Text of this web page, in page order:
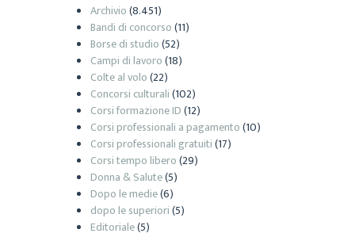
Archivio(8.451)
Bandi di concorso(11)
Borse di studio(52)
Campi di lavoro(18)
Colte al volo(22)
Concorsi culturali(102)
Corsi formazione ID(12)
Corsi professionali a pagamento(10)
Corsi professionali gratuiti(17)
Corsi tempo libero(29)
Donna & Salute(5)
Dopo le medie(6)
dopo le superiori(5)
Editoriale(5)